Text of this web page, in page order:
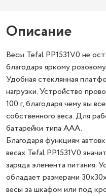
Описание
Весы Tefal PP1531V0 не
благодаря яркому
Удобная стеклянная
нагрузки. Устройство
100 г, благодаря чему вы
собственного веса. Для
батарейки типа AAA.
Благодаря функциям
весах Tefal PP1531V0
заряда элемента питания.
обладает размерами
весы за шкафом или под